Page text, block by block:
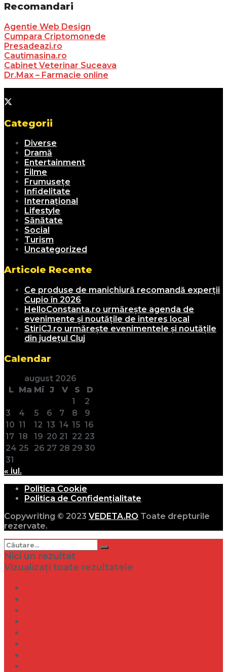
Recomandari
Agentie Web Design
Cumpara Criptomonede
Presadeazi.ro
Cautimasina.ro
Cabinet Veterinar Suceava
Dr.Max – Farmacie online
Categorii
Diverse
Dramă
Entertainment
Filme
Frumusețe
Infidelitate
Internațional
Lifestyle
Sănătate
Social
Turism
Uncategorized
Articole Recente
Ce produse de manichiură recomandă experții
Cupio în 2026
HelloConstanta.ro urmărește agenda de
evenimente și noutățile de interes local
StiriCJ.ro urmărește evenimentele și noutățile
din județul Cluj
Calendar
august 2026
L Ma Mi J V S
D
1
2
3
4 5 6 7 8
9
10 11 12 13 14 15 16
17 18 19 20 21 22 23
24 25 26 27 28 29 30
31
« iul.
Politica Cookie
Politica de Confidențialitate
Copywriting © 2023 VEDETA.RO Toate drepturile
rezervate.
Nici un rezultat
Vizualizați toate rezultatele